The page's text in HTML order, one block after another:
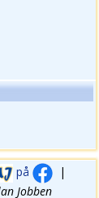
på
|
Jobben